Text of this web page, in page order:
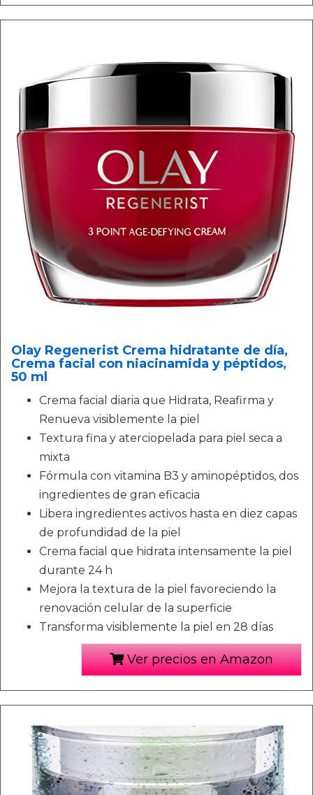
Olay Regenerist Crema hidratante de día,
Crema facial con niacinamida y péptidos,
50 ml
Crema facial diaria que Hidrata, Reafirma y
Renueva visiblemente la piel
Textura fina y aterciopelada para piel seca a
mixta
Fórmula con vitamina B3 y aminopéptidos, dos
ingredientes de gran eficacia
Libera ingredientes activos hasta en diez capas
de profundidad de la piel
Crema facial que hidrata intensamente la piel
durante 24 h
Mejora la textura de la piel favoreciendo la
renovación celular de la superficie
Transforma visiblemente la piel en 28 días
Ver precios en Amazon